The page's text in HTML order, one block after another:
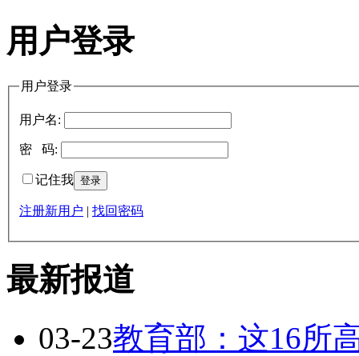
用户登录
用户登录
用户名:
密 码:
记住我
注册新用户 找回密码
最新报道
03-23教育部：这16所